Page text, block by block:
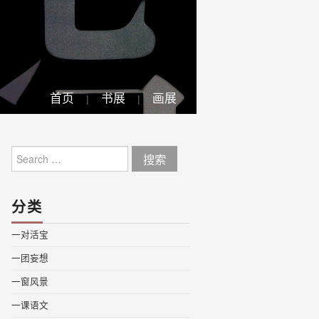
首页 书展 画展
for:
分类
一对活宝
一团妄想
一窗风景
一课语文